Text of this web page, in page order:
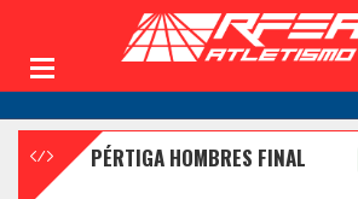
PÉRTIGA HOMBRES FINAL